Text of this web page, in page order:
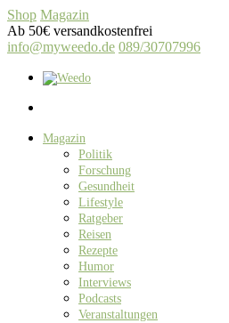
Shop Magazin
Ab 50€ versandkostenfrei
info@myweedo.de 089/30707996
Magazin
Politik
Forschung
Gesundheit
Lifestyle
Ratgeber
Reisen
Rezepte
Humor
Interviews
Podcasts
Veranstaltungen